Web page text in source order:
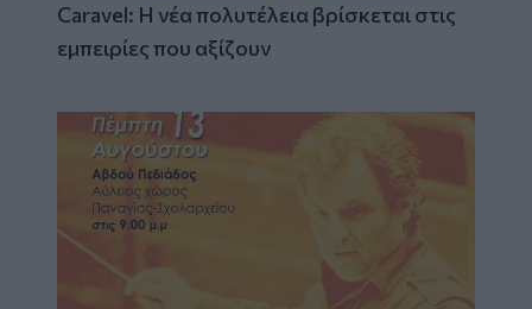
Caravel: Η νέα πολυτέλεια βρίσκεται στις
εμπειρίες που αξίζουν